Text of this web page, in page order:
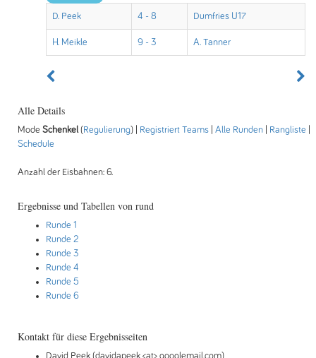
D. Peek 4 - 8 Dumfries U17
H. Meikle 9 - 3 A. Tanner
Alle Details
Mode Schenkel(Regulierung) | Registriert Teams Alle Runden Rangliste
Schedule
Anzahl der Eisbahnen: 6.
Ergebnisse und Tabellen von rund
Runde 1
Runde 2
Runde 3
Runde 4
Runde 5
Runde 6
Kontakt für diese Ergebnisseiten
David Peek (davidapeek <at> googlemail.com)